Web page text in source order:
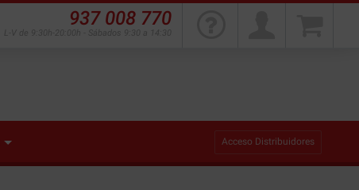
937 008 770
Acceso Distribuidores